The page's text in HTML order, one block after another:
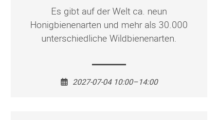
Es gibt auf der Welt ca. neun
Honigbienenarten und mehr als 30.000
unterschiedliche Wildbienenarten.
2027-07-04 10:00–14:00